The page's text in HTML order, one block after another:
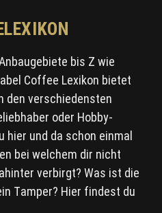
bis Z wie
Coffee Lexikon bietet
den verschiedensten
oder Hobby-
und da schon einmal
bei welchem dir nicht
verbirgt? Was ist die
Tamper? Hier findest du